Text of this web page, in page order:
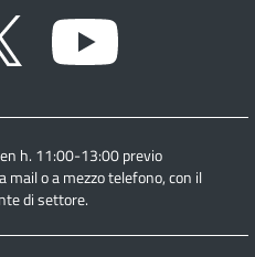
Twitter
h. 11:00-13:00 previo
mail o a mezzo telefono, con il
di settore.